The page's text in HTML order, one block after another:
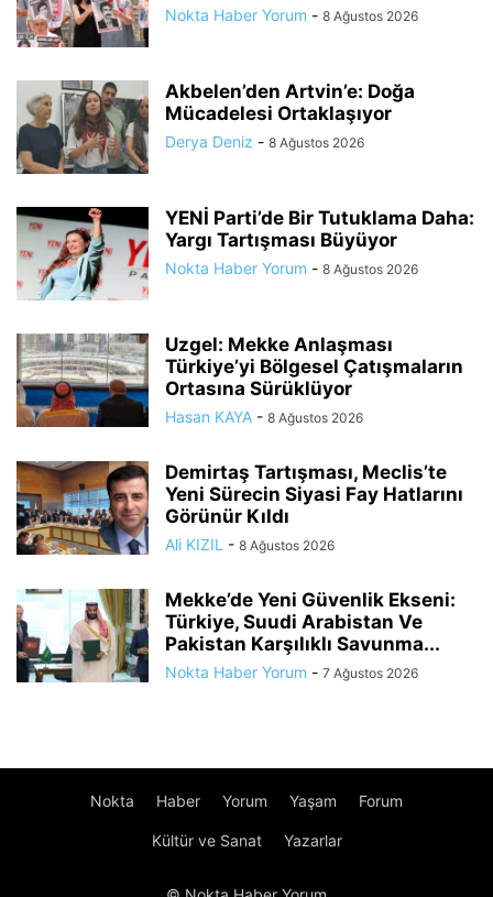
Nokta Haber Yorum - 8 Ağustos 2026
Akbelen’den Artvin’e: Doğa
Mücadelesi Ortaklaşıyor
Derya Deniz - 8 Ağustos 2026
YENİ Parti’de Bir Tutuklama Daha:
Yargı Tartışması Büyüyor
Nokta Haber Yorum - 8 Ağustos 2026
Uzgel: Mekke Anlaşması
Türkiye’yi Bölgesel Çatışmaların
Ortasına Sürüklüyor
Hasan KAYA - 8 Ağustos 2026
Demirtaş Tartışması, Meclis’te
Yeni Sürecin Siyasi Fay Hatlarını
Görünür Kıldı
Ali KIZIL - 8 Ağustos 2026
Mekke’de Yeni Güvenlik Ekseni:
Türkiye, Suudi Arabistan Ve
Pakistan Karşılıklı Savunma...
Nokta Haber Yorum - 7 Ağustos 2026
Nokta Haber Yorum Yaşam Forum
Kültür ve Sanat Yazarlar